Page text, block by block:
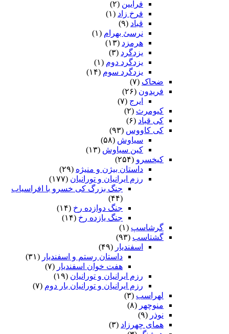
فرایین (۲)
فرخ زاد (۱)
قباد (۹)
نرسئ بهرام‏ (۱)
هرمزد (۱۳)
یزدگرد (۳)
یزدگرد دوم (۱)
یزدگرد سوم (۱۴)
ضحاک (۷)
فریدون (۲۶)
ایرج (۷)
کیومرث (۲)
کی قباد (۶)
کی کاووس (۹۳)
سیاوش (۵۸)
کین سیاوش (۱۳)
کیخسرو (۲۵۴)
داستان بیژن و منیژه (۲۹)
رزم ایرانیان و تورانیان (۱۷۷)
جنگ بزرگ کی خسرو با افراسیاب
(۴۴)
جنگ دوازده رخ (۱۴)
جنگ یازده رخ (۱۴)
گرشاسپ (۱)
گشتاسب (۹۳)
اسفندیار (۴۹)
داستان رستم و اسفندیار (۳۱)
هفت خوان اسفندیار (۷)
رزم ایرانیان و تورانیان (۱۹)
رزم ایرانیان و تورانیان بار دوم (۷)
لهراسب (۳)
منوچهر (۸)
نوذر (۹)
هماى چهرزاد (۳)